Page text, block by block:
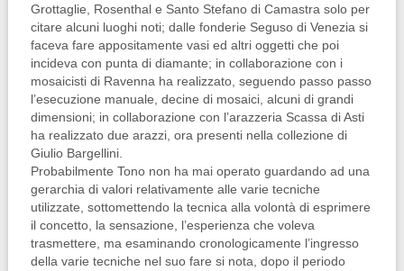
Grottaglie, Rosenthal e Santo Stefano di Camastra solo per
citare alcuni luoghi noti; dalle fonderie Seguso di Venezia si
faceva fare appositamente vasi ed altri oggetti che poi
incideva con punta di diamante; in collaborazione con i
mosaicisti di Ravenna ha realizzato, seguendo passo passo
l’esecuzione manuale, decine di mosaici, alcuni di grandi
dimensioni; in collaborazione con l’arazzeria Scassa di Asti
ha realizzato due arazzi, ora presenti nella collezione di
Giulio Bargellini.
Probabilmente Tono non ha mai operato guardando ad una
gerarchia di valori relativamente alle varie tecniche
utilizzate, sottomettendo la tecnica alla volontà di esprimere
il concetto, la sensazione, l’esperienza che voleva
trasmettere, ma esaminando cronologicamente l’ingresso
della varie tecniche nel suo fare si nota, dopo il periodo